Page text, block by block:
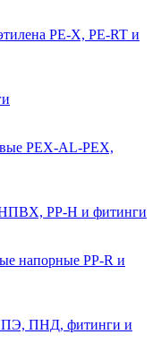
PE-X, PE-RT и
PEX-AL-PEX,
PP-H и фитинги
напорные PP-R и
ПЭ, ПНД, фитинги и